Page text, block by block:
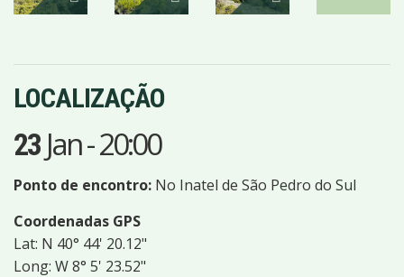
LOCALIZAÇÃO
23 Jan-20:00
Ponto de encontro: No Inatel de São Pedro do Sul
Coordenadas GPS
Lat: N 40° 44' 20.12"
Long: W 8° 5' 23.52"